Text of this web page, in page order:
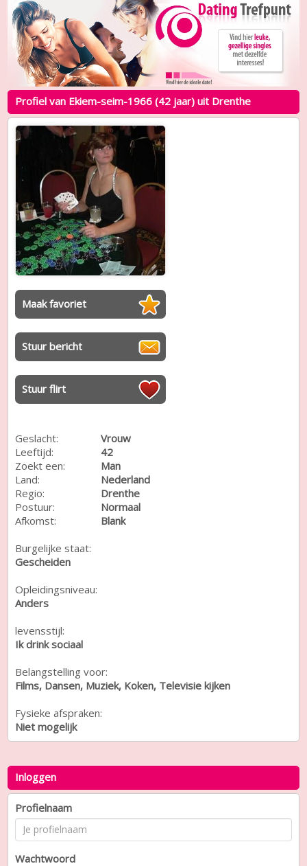
Profiel van Ekiem-seim-1966 (42 jaar) uit Drenthe
Maak favoriet
Stuur bericht
Stuur flirt
Geslacht:
Vrouw
Leeftijd:
42
Zoekt een:
Man
Land:
Nederland
Regio:
Drenthe
Postuur:
Normaal
Afkomst:
Blank
Burgelijke staat:
Gescheiden
Opleidingsniveau:
Anders
levensstijl:
Ik drink sociaal
Belangstelling voor:
Films, Dansen, Muziek, Koken, Televisie kijken
Fysieke afspraken:
Niet mogelijk
Inloggen
Profielnaam
Wachtwoord